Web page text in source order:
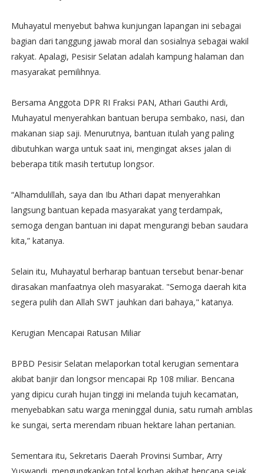
Muhayatul menyebut bahwa kunjungan lapangan ini sebagai
bagian dari tanggung jawab moral dan sosialnya sebagai wakil
rakyat. Apalagi, Pesisir Selatan adalah kampung halaman dan
masyarakat pemilihnya.
Bersama Anggota DPR RI Fraksi PAN, Athari Gauthi Ardi,
Muhayatul menyerahkan bantuan berupa sembako, nasi, dan
makanan siap saji. Menurutnya, bantuan itulah yang paling
dibutuhkan warga untuk saat ini, mengingat akses jalan di
beberapa titik masih tertutup longsor.
“Alhamdulillah, saya dan Ibu Athari dapat menyerahkan
langsung bantuan kepada masyarakat yang terdampak,
semoga dengan bantuan ini dapat mengurangi beban saudara
kita,” katanya.
Selain itu, Muhayatul berharap bantuan tersebut benar-benar
dirasakan manfaatnya oleh masyarakat. "Semoga daerah kita
segera pulih dan Allah SWT jauhkan dari bahaya," katanya.
Kerugian Mencapai Ratusan Miliar
BPBD Pesisir Selatan melaporkan total kerugian sementara
akibat banjir dan longsor mencapai Rp 108 miliar. Bencana
yang dipicu curah hujan tinggi ini melanda tujuh kecamatan,
menyebabkan satu warga meninggal dunia, satu rumah amblas
ke sungai, serta merendam ribuan hektare lahan pertanian.
Sementara itu, Sekretaris Daerah Provinsi Sumbar, Arry